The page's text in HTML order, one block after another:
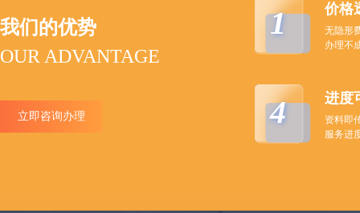
我们的优势
OUR ADVANTAGE
立即咨询办理
1 价格
无隐形
办理不
4 进度
资料即
服务进